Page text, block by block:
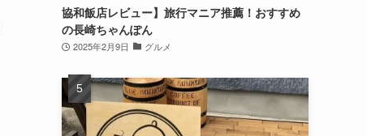
協和飯店レビュー】旅行マニア推薦！おすすめ
の長崎ちゃんぽん
2025年2月9日 グルメ